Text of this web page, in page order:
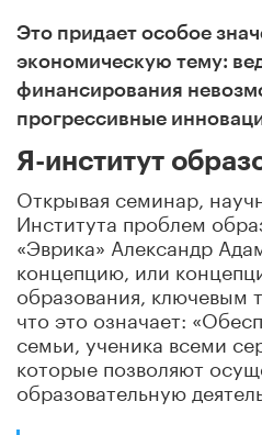
Это придает особое
экономическую тему:
финансирования
прогрессивные
Я-институт
Открывая семинар,
Института проблем
«Эврика» Александр
концепцию, или
образования, ключевым
что это означает:
семьи, ученика всеми
которые позволяют
образовательную